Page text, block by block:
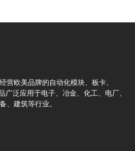
营欧美品牌的自动化模块、板卡、
广泛应用于电子、冶金、化工、电厂、
、建筑等行业。